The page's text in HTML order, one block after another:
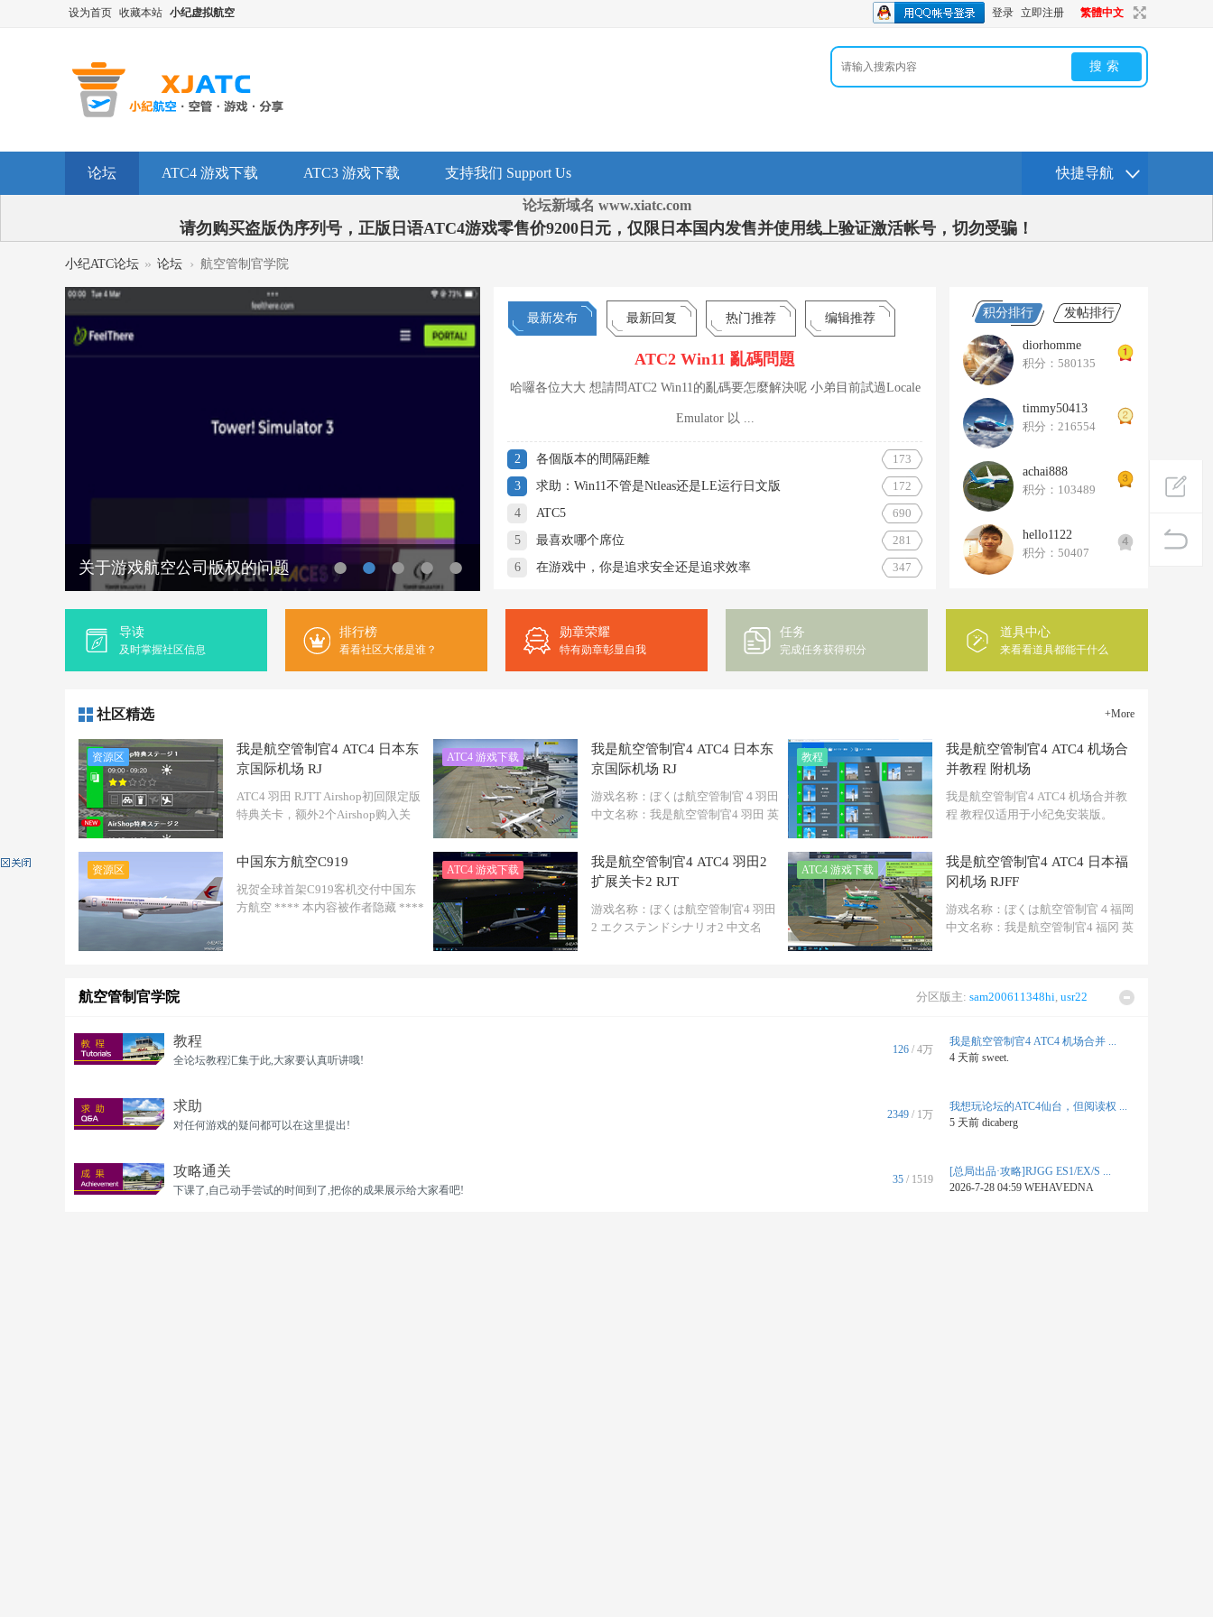
设为首页 收藏本站 小纪虚拟航空 繁體中文
登录 立即注册
搜索
论坛 ATC4 游戏下载 ATC3 游戏下载 支持我们 Support Us 快捷导航
论坛新域名 www.xiatc.com
请勿购买盗版伪序列号，正版日语ATC4游戏零售价9200日元，仅限日本国内发售并使用线上验证激活帐号，切勿受骗！
小纪ATC论坛 » 论坛 › 航空管制官学院
关于游戏航空公司版权的问题 2025.2.3上海浦东拍机（特别版） 白云机场老西跑落地
最新发布 最新回复 热门推荐 编辑推荐
ATC2 Win11 亂碼問題
哈囉各位大大 想請問ATC2 Win11的亂碼要怎麼解決呢 小弟目前試過Locale
Emulator 以 ...
2 各個版本的間隔距離
173
3
求助：Win11不管是Ntleas还是LE运行日文版
172
4
ATC5
690
5
最喜欢哪个席位
281
6
在游戏中，你是追求安全还是追求效率 347
积分排行 发帖排行
diorhomme
积分：580135
timmy50413
积分：216554
achai888
积分：103489
hello1122
积分：50407
导读
及时掌握社区信息
排行榜
看看社区大佬是谁？
勋章荣耀
特有勋章彰显自我
任务
完成任务获得积分
道具中心
来看看道具都能干什么
社区精选 +More
资源区
我是航空管制官4 ATC4 日本东
京国际机场 RJ
ATC4 羽田 RJTT Airshop初回限定版
特典关卡，额外2个Airshop购入关
ATC4 游戏下载
我是航空管制官4 ATC4 日本东
京国际机场 RJ
游戏名称：ぼくは航空管制官４羽田
中文名称：我是航空管制官4 羽田 英
教程
我是航空管制官4 ATC4 机场合
并教程 附机场
我是航空管制官4 ATC4 机场合并教
程 教程仅适用于小纪免安装版。
资源区
中国东方航空C919
祝贺全球首架C919客机交付中国东
方航空 **** 本内容被作者隐藏 ****
ATC4 游戏下载
我是航空管制官4 ATC4 羽田2
扩展关卡2 RJT
游戏名称：ぼくは航空管制官4 羽田
2 エクステンドシナリオ2 中文名
ATC4 游戏下载
我是航空管制官4 ATC4 日本福
冈机场 RJFF
游戏名称：ぼくは航空管制官４福岡
中文名称：我是航空管制官4 福冈 英
分区版主: sam200611348hi, usr22
航空管制官学院
教程
全论坛教程汇集于此,大家要认真听讲哦!
126 / 4万
我是航空管制官4 ATC4 机场合并 ...
4 天前 sweet.
求助
对任何游戏的疑问都可以在这里提出!
2349 / 1万
我想玩论坛的ATC4仙台，但阅读权 ...
5 天前 dicaberg
攻略通关
下课了,自己动手尝试的时间到了,把你的成果展示给大家看吧!
35 / 1519
[总局出品·攻略]RJGG ES1/EX/S ...
2026-7-28 04:59 WEHAVEDNA